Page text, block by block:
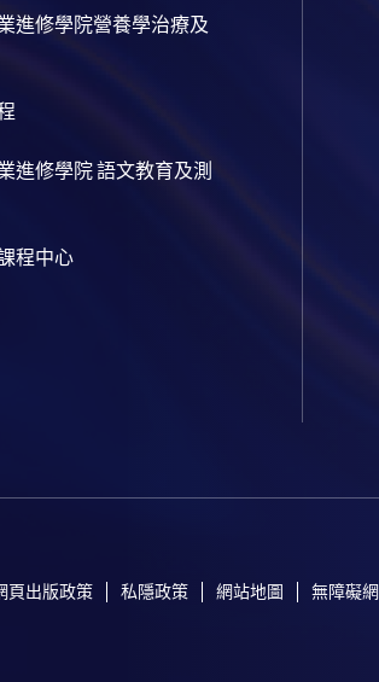
進修學院營養學治療及
進修學院 語文教育及測
程中心
頁出版政策 私隱政策 網站地圖 無障礙